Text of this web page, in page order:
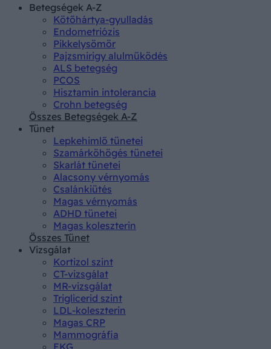
Betegségek A-Z
Kötőhártya-gyulladás
Endometriózis
Pikkelysömör
Pajzsmirigy alulműködés
ALS betegség
PCOS
Hisztamin intolerancia
Crohn betegség
Összes Betegségek A-Z
Tünet
Lepkehimlő tünetei
Szamárköhögés tünetei
Skarlát tünetei
Alacsony vérnyomás
Csalánkiütés
Magas vérnyomás
ADHD tünetei
Magas koleszterin
Összes Tünet
Vizsgálat
Kortizol szint
CT-vizsgálat
MR-vizsgálat
Triglicerid szint
LDL-koleszterin
Magas CRP
Mammográfia
EKG